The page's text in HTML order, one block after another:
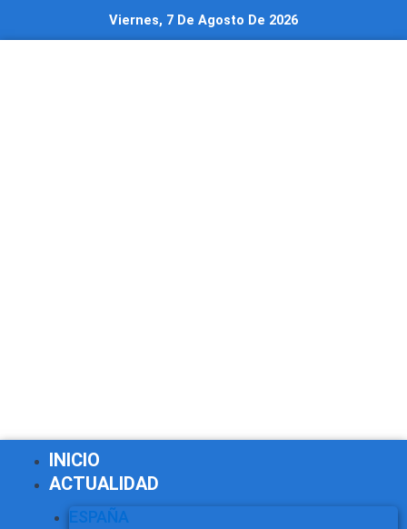
Viernes, 7 De Agosto De 2026
INICIO
ACTUALIDAD
ESPAÑA